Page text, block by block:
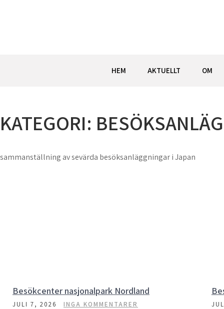
HEM AKTUELLT OM
KATEGORI:
sammanställning av sevärda besöksanläggningar i Japan
Besökcenter nasjonalpark Nordland
JULI 7, 2026 INGA KOMMENTARER